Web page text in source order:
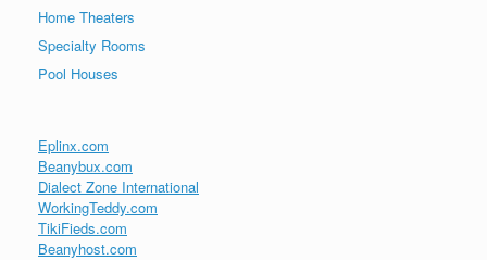
Home Theaters
Specialty Rooms
Pool Houses
Eplinx.com
Beanybux.com
Dialect Zone International
WorkingTeddy.com
TikiFieds.com
Beanyhost.com